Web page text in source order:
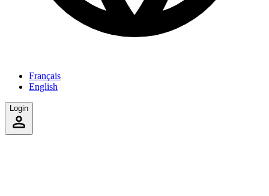
Français
English
Login